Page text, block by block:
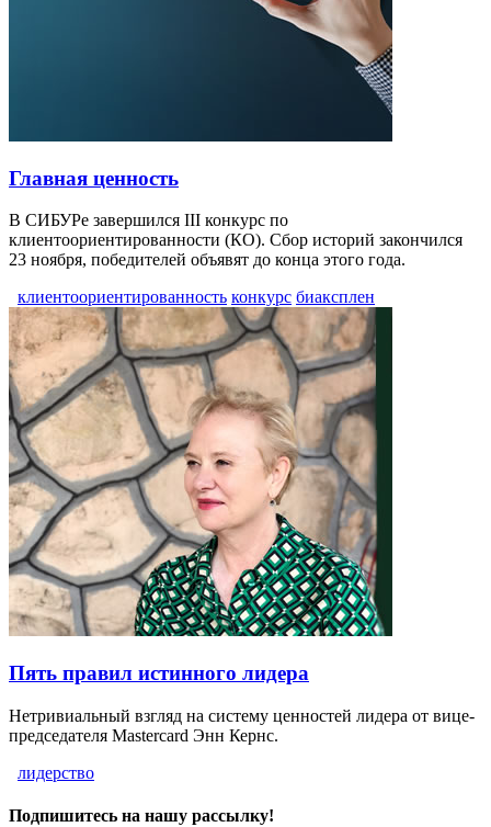
Главная ценность
В СИБУРе завершился III конкурс по
клиентоориентированности (КО). Сбор историй закончился
23 ноября, победителей объявят до конца этого года.
клиентоориентированность конкурс биаксплен
Пять правил истинного лидера
Нетривиальный взгляд на систему ценностей лидера от вице-
председателя Mastercard Энн Кернс.
лидерство
Подпишитесь на нашу рассылку!